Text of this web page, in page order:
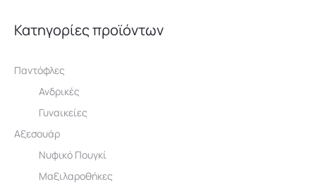
Κατηγορίες προϊόντων
Παντόφλες
Ανδρικές
Γυναικείες
Αξεσουάρ
Νυφικό Πουγκί
Μαξιλαροθήκες